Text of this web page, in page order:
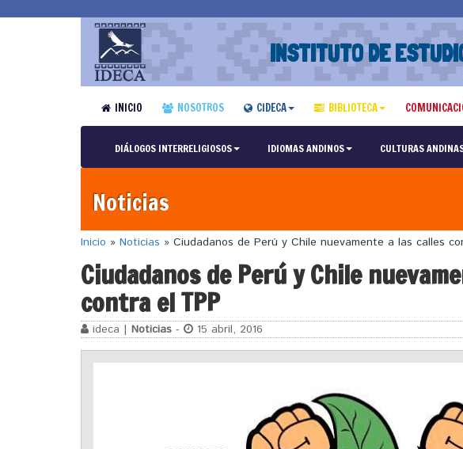
INSTITUTO DE
INICIO NOSOTROS CIDECA BIBLIOTECA
DIÁLOGOS INTERRELIGIOSOS IDIOMAS ANDINOS CULTURAS
Noticias
Inicio » Noticias » Ciudadanos de Perú y Chile nuevamente a las calles
Ciudadanos de Perú y Chile
contra el TPP
ideca | Noticias - 15 abril, 2016